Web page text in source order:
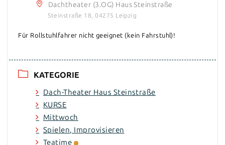
Dachtheater (3.OG) Haus Steinstraße
Steinstraße 18, 04275 Leipzig
Für Rollstuhlfahrer nicht geeignet (kein Fahrstuhl)!
KATEGORIE
Dach-Theater Haus Steinstraße
KURSE
Mittwoch
Spielen, Improvisieren
Teatime